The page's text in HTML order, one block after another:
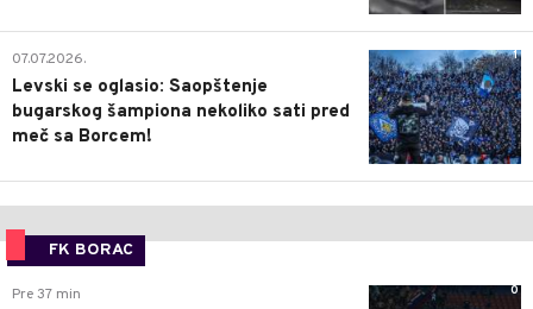
1
07.07.2026.
Levski se oglasio: Saopštenje
bugarskog šampiona nekoliko sati pred
meč sa Borcem!
FK BORAC
0
Pre 37 min